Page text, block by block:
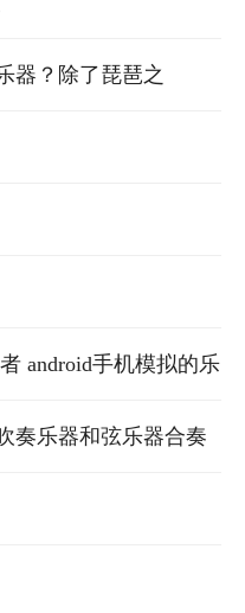
器？除了琵琶之
沁》的简谱
android手机模拟的乐
？
奏乐器和弦乐器合奏